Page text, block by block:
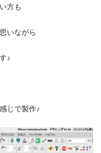
方も
いながら
♪
じで製作♪